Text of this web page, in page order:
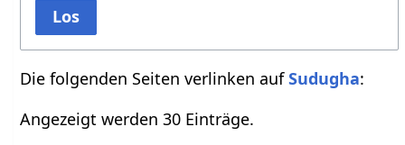
Los
Die folgenden Seiten verlinken aufSudugha:
Angezeigt werden 30 Einträge.